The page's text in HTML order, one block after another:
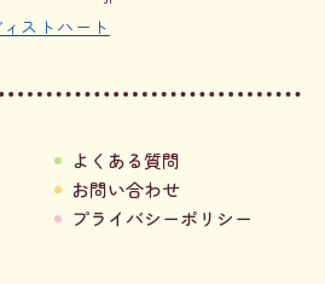
ストハート
よくある質問
お問い合わせ
プライバシーポリシー